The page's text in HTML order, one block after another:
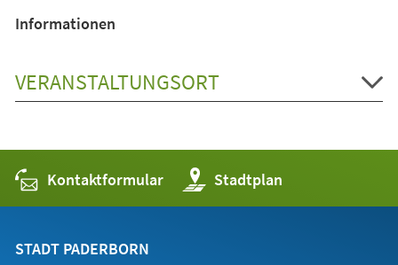
Informationen
VERANSTALTUNGSORT
Kontaktformular Stadtplan
(Öffnet
in
einem
STADT PADERBORN